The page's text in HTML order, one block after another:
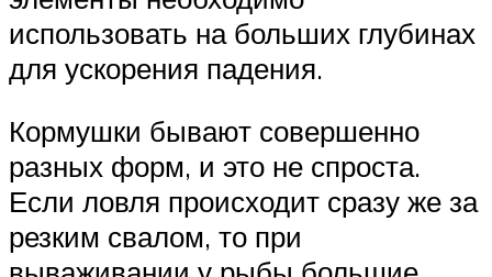
использовать на больших глубинах
для ускорения падения.
Кормушки бывают совершенно
разных форм, и это не спроста.
Если ловля происходит сразу же за
резким свалом, то при